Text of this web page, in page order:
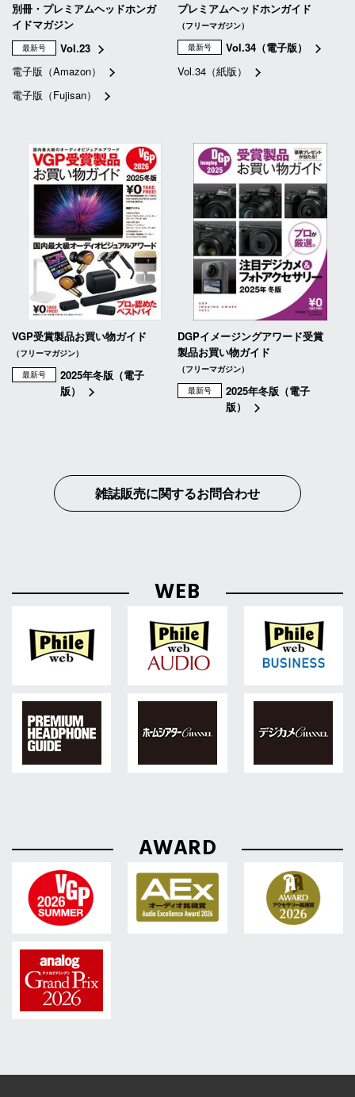
別冊・プレミアムヘッドホンガ
イドマガジン
最新号
Vol.23
電子版（Amazon）
電子版（Fujisan）
プレミアムヘッドホンガイド
（フリーマガジン）
最新号
Vol.34（電子版）
Vol.34（紙版）
VGP受賞製品お買い物ガイド
（フリーマガジン）
最新号
2025年冬版（電子
版）
DGPイメージングアワード受賞
製品お買い物ガイド
（フリーマガジン）
最新号
2025年冬版（電子
版）
雑誌販売に関するお問合わせ
WEB
AWARD